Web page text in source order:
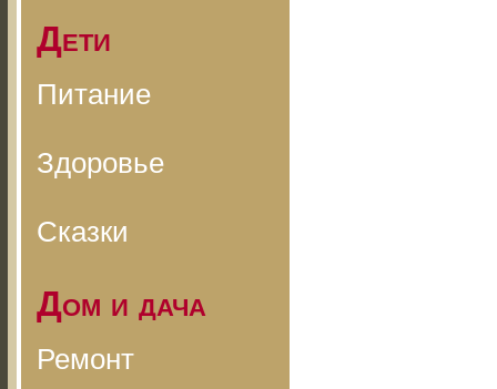
Дети
Питание
Здоровье
Сказки
Дом и дача
Ремонт